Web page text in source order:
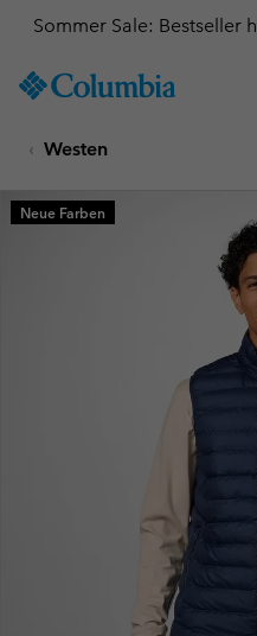
TO
SKIP
MAIN
NAV
Sommer Sale: Bestseller
Westen
Neue Farben